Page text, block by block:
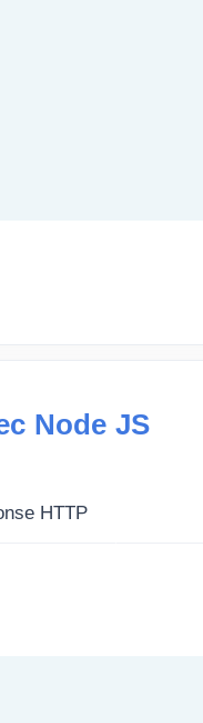
Node JS
HTTP